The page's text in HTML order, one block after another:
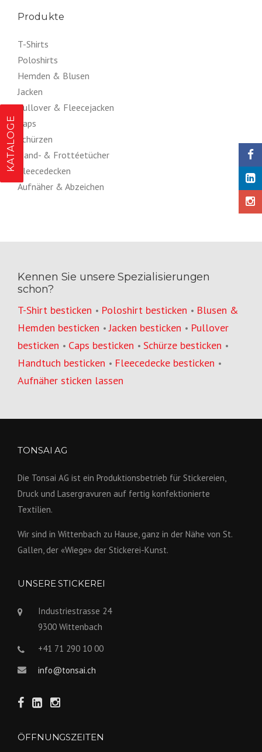
Produkte
T-Shirts
Poloshirts
Hemden & Blusen
Jacken
Pullover & Fleecejacken
Caps
Schürzen
Hand- & Frottéetücher
Fleecedecken
Aufnäher & Abzeichen
KATALOGE
Kennen Sie unsere Spezialisierungen
schon?
T-Shirt besticken • Poloshirt besticken • Blusen &
Hemden besticken •Jacken besticken • Pullover
besticken • Caps besticken • Schürze besticken •
Handtuch besticken • Fleecedecke besticken •
Aufnäher sticken lassen
TONSAI AG
Die Tonsai AG ist ein Produktions­betrieb für Stickereien,
Druck und Lasergravuren auf fertig konfek­tionierte
Textilien.
Wir sind in Wittenbach zu Hause, ganz in der Nähe von St.
Gallen, der «Wiege» der Stickerei-Kunst.
UNSERE STICKEREI
Industriestrasse 24
9300 Wittenbach
+41 71 290 10 00
info@tonsai.ch
ÖFFNUNGSZEITEN